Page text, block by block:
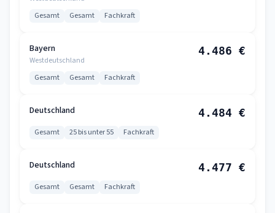
Gesamt
Gesamt Fachkraft
Bayern
Westdeutschland
4.486 €
Gesamt Gesamt Fachkraft
Deutschland 4.484 €
Gesamt 25 bis unter 55 Fachkraft
Deutschland 4.477 €
Gesamt Gesamt Fachkraft